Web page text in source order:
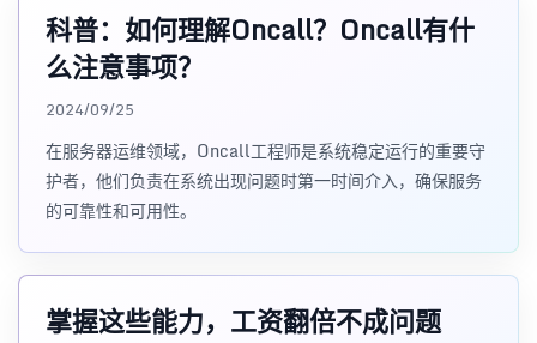
科普：如何理解Oncall？Oncall有什
么注意事项？
2024/09/25
在服务器运维领域，Oncall工程师是系统稳定运行的重要守
护者，他们负责在系统出现问题时第一时间介入，确保服务
的可靠性和可用性。
掌握这些能力，工资翻倍不成问题